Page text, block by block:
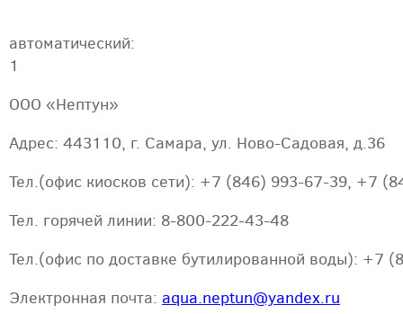
автоматический:
1
ООО «Нептун»
Адрес: 443110, г. Самара, ул. Ново-Садовая, д.36
Тел.(офис киосков сети): +7 (846) 993-67-39, +7
Тел. горячей линии: 8-800-222-43-48
Тел.(офис по доставке бутилированной воды):
Электронная почта: aqua.neptun@yandex.ru